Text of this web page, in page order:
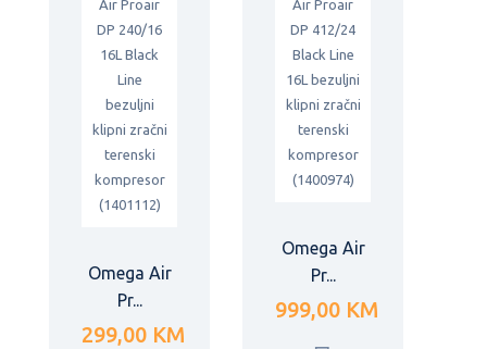
Omega Air
Pr...
299,00 KM
Omega Air
Pr...
999,00 KM